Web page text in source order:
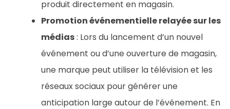
produit directement en magasin.
Promotion événementielle relayée sur les
médias: Lors du lancement d’un nouvel
événement ou d’une ouverture de magasin,
une marque peut utiliser la télévision et les
réseaux sociaux pour générer une
anticipation large autour de l’événement. En